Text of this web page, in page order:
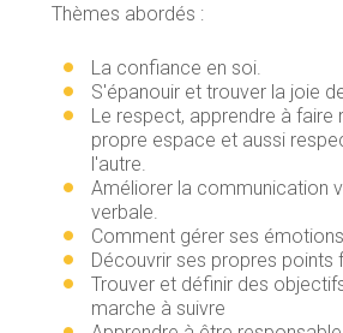
Thèmes abordés :
La confiance en soi.
S'épanouir et trouver la joie
Le respect, apprendre à faire
propre espace et aussi
l'autre.
Améliorer la communication
verbale.
Comment gérer ses émotions.
Découvrir ses propres points
Trouver et définir des
marche à suivre